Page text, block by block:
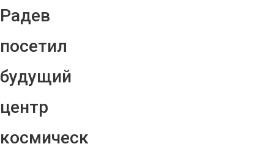
Радев
посетил
будущий
центр
космическ